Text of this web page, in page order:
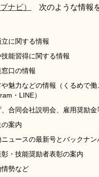
ナビ）
次のような情報
に関する情報
能習得に関する情報
口の情報
魅力などの情報（くるめで
・LINE）
合同会社説明会、雇用奨励金
案内
ュースの最新号とバックナン
・技能奨励者表彰の案内
勢など